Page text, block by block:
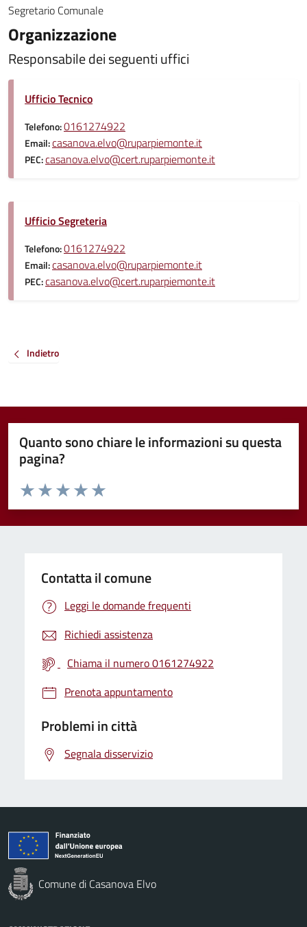
Segretario Comunale
Organizzazione
Responsabile dei seguenti uffici
Ufficio Tecnico
Telefono:0161274922
Email:casanova.elvo@ruparpiemonte.it
PEC:casanova.elvo@cert.ruparpiemonte.it
Ufficio Segreteria
Telefono:0161274922
Email:casanova.elvo@ruparpiemonte.it
PEC:casanova.elvo@cert.ruparpiemonte.it
Indietro
Quanto sono chiare le informazioni su questa
pagina?
Valuta da 1 a 5 stelle la pagina
Valuta 5 stelle su 5
Valuta 4 stelle su 5
Valuta 3 stelle su 5
Valuta 2 stelle su 5
Valuta 1 stelle su 5
Contatta il comune
Leggi le domande frequenti
Richiedi assistenza
Chiama il numero 0161274922
Prenota appuntamento
Problemi in città
Segnala disservizio
Comune di Casanova Elvo